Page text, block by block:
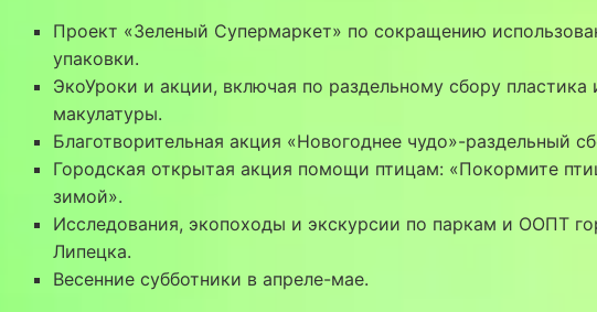
Проект «Зеленый Супермаркет» по сокращению
упаковки.
ЭкоУроки и акции, включая по раздельному сбору пластика
макулатуры.
Благотворительная акция «Новогоднее чудо»-раздельный
Городская открытая акция помощи птицам: «Покормите
зимой».
Исследования, экопоходы и экскурсии по паркам и ООПТ
Липецка.
Весенние субботники в апреле-мае.